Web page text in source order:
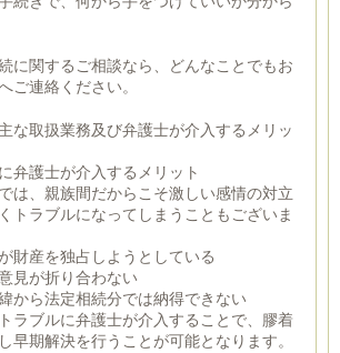
に関するご相談なら、どんなことでもお
ご連絡ください。
な取扱業務及び弁護士が介入するメリッ
弁護士が介入するメリット
は、親族間だからこそ激しい感情の対立
トラブルになってしまうこともございま
財産を独占しようとしている
見が折り合わない
から法定相続分では納得できない
ラブルに弁護士が介入することで、膠着
早期解決を行うことが可能となります。